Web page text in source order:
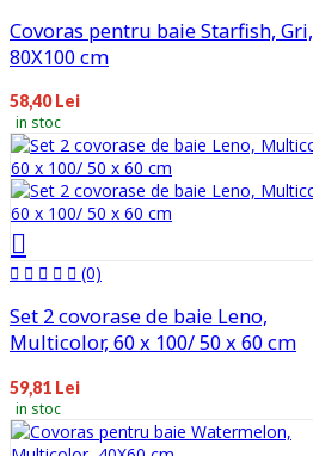
Covoras pentru baie Starfish, Gri,
80X100 cm
58,40 Lei
in stoc
(0)
Set 2 covorase de baie Leno,
Multicolor, 60 x 100/ 50 x 60 cm
59,81 Lei
in stoc